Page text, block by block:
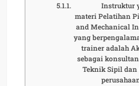
Instruktur
materi Pelatihan
and Mechanical
yang
trainer adalah
sebagai
Teknik Sipil dan